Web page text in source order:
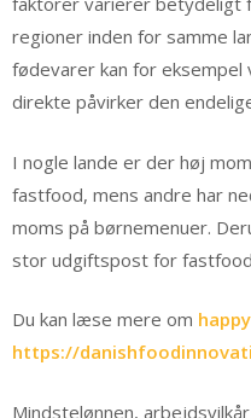
regioner inden for samme
fødevarer kan for
direkte påvirker den
I nogle lande er der høj
fastfood, mens andre har
moms på børnemenuer.
stor udgiftspost for
Du kan læse mere om
https://
Mindstelønnen,